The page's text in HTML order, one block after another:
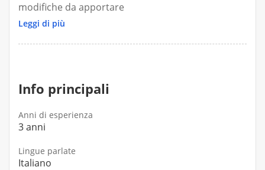
modifiche da apportare
- Analisi bioimpedenziometrica (BIA)
Leggi di più
Info principali
Anni di esperienza
3 anni
Lingue parlate
Italiano